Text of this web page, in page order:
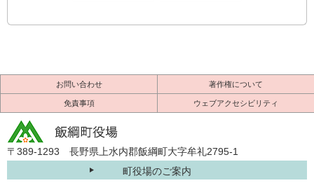
お問い合わせ 著作権について
免責事項 ウェブアクセシビリティ
〒389-1293 長野県上水内郡飯綱町大字牟礼2795-1
町役場のご案内